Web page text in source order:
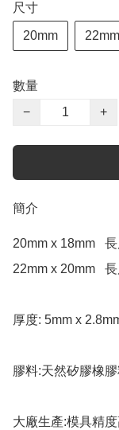
尺寸
20mm 22mm
數量
−
+
簡介
20mm x 18mm
22mm x 20mm
厚度: 5mm x
膠料:天然矽膠橡膠
大廠生產:模具精